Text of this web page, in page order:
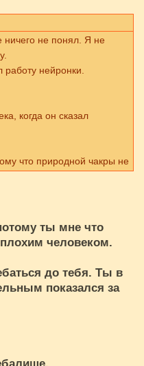
не понял. Я не
нейронки.
когда он сказал
что природной чакры не
смысла. В принципе
сделал если бы увидел
о чем то таком. Эта
по сайту ничего не
ты мне что
человеком.
до тебя. Ты в
показался за